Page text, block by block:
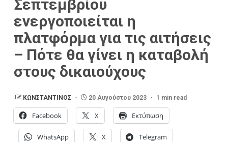
Σεπτεμβρίου
ενεργοποιείται η
πλατφόρμα για τις αιτήσεις
– Πότε θα γίνει η καταβολή
στους δικαιούχους
ΚΩΝΣΤΑΝΤΙΝΟΣ 20 Αυγούστου 2023 1 min read
Facebook X Εκτύπωση
WhatsApp X Telegram